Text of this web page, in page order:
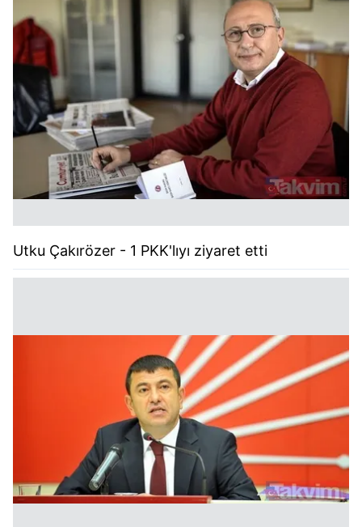
Utku Çakırözer - 1 PKK'lıyı ziyaret etti